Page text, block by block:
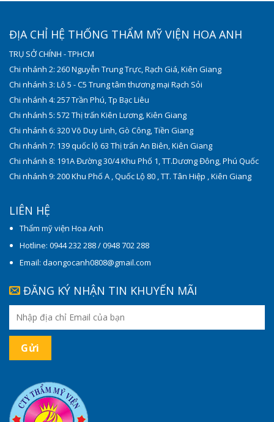
ĐỊA CHỈ HỆ THỐNG THẨM MỸ VIỆN HOA ANH
TRỤ SỞ CHÍNH - TPHCM
Chi nhánh 2: 260 Nguyễn Trung Trực, Rạch Giá, Kiên Giang
Chi nhánh 3: Lô 5 - C5 Trung tâm thương mại Rạch Sỏi
Chi nhánh 4: 257 Trần Phú, Tp Bạc Liêu
Chi nhánh 5: 572 Thị trấn Kiên Lương, Kiên Giang
Chi nhánh 6: 320 Võ Duy Linh, Gò Công, Tiền Giang
Chi nhánh 7: 139 quốc lộ 63 Thị trấn An Biên, Kiên Giang
Chi nhánh 8: 191A Đường 30/4 Khu Phố 1, TT.Dương Đông, Phú Quốc
Chi nhánh 9: 200 Khu Phố A , Quốc Lộ 80 , TT. Tân Hiệp , Kiên Giang
LIÊN HỆ
Thẩm mỹ viện Hoa Anh
Hotline: 0944 232 288 / 0948 702 288
Email: daongocanh0808@gmail.com
ĐĂNG KÝ NHẬN TIN KHUYẾN MÃI